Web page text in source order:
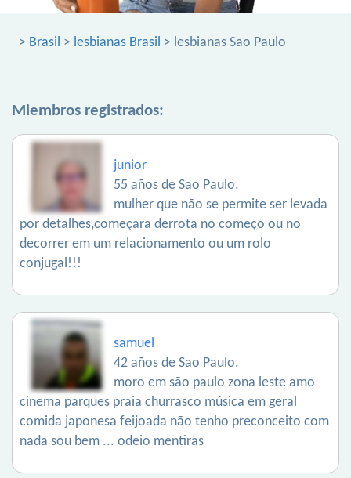
> Brasil > lesbianas Brasil > lesbianas Sao Paulo
Miembros registrados:
junior
55 años de Sao Paulo.
mulher que não se permite ser levada
por detalhes,começara derrota no começo ou no
decorrer em um relacionamento ou um rolo
conjugal!!!
samuel
42 años de Sao Paulo.
moro em são paulo zona leste amo
cinema parques praia churrasco música em geral
comida japonesa feijoada não tenho preconceito com
nada sou bem ... odeio mentiras